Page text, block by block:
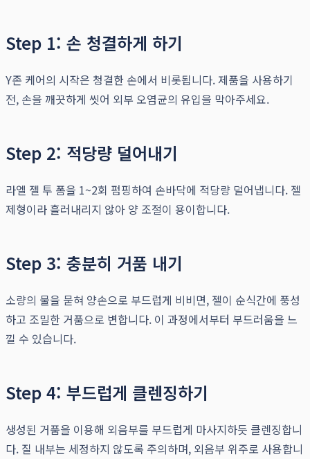
Step 1: 손 청결하게 하기
Y존 케어의 시작은 청결한 손에서 비롯됩니다. 제품을 사용하기
전, 손을 깨끗하게 씻어 외부 오염균의 유입을 막아주세요.
Step 2: 적당량 덜어내기
라엘 젤 투 폼을 1~2회 펌핑하여 손바닥에 적당량 덜어냅니다. 젤
제형이라 흘러내리지 않아 양 조절이 용이합니다.
Step 3: 충분히 거품 내기
소량의 물을 묻혀 양손으로 부드럽게 비비면, 젤이 순식간에 풍성
하고 조밀한 거품으로 변합니다. 이 과정에서부터 부드러움을 느
낄 수 있습니다.
Step 4: 부드럽게 클렌징하기
생성된 거품을 이용해 외음부를 부드럽게 마사지하듯 클렌징합니
다. 질 내부는 세정하지 않도록 주의하며, 외음부 위주로 사용합니